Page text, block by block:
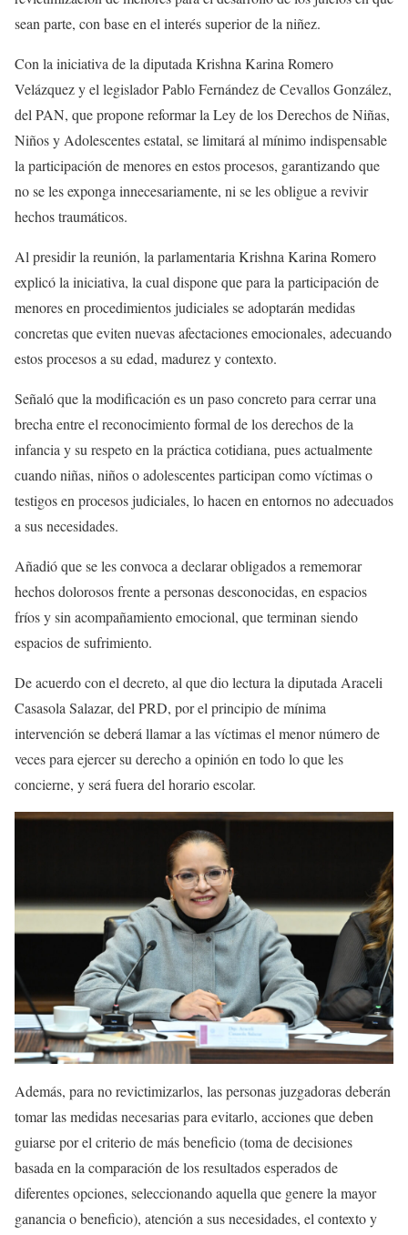
sean parte, con base en el interés superior de la niñez.
Con la iniciativa de la diputada Krishna Karina Romero
Velázquez y el legislador Pablo Fernández de Cevallos González,
del PAN, que propone reformar la Ley de los Derechos de Niñas,
Niños y Adolescentes estatal, se limitará al mínimo indispensable
la participación de menores en estos procesos, garantizando que
no se les exponga innecesariamente, ni se les obligue a revivir
hechos traumáticos.
Al presidir la reunión, la parlamentaria Krishna Karina Romero
explicó la iniciativa, la cual dispone que para la participación de
menores en procedimientos judiciales se adoptarán medidas
concretas que eviten nuevas afectaciones emocionales, adecuando
estos procesos a su edad, madurez y contexto.
Señaló que la modificación es un paso concreto para cerrar una
brecha entre el reconocimiento formal de los derechos de la
infancia y su respeto en la práctica cotidiana, pues actualmente
cuando niñas, niños o adolescentes participan como víctimas o
testigos en procesos judiciales, lo hacen en entornos no adecuados
a sus necesidades.
Añadió que se les convoca a declarar obligados a rememorar
hechos dolorosos frente a personas desconocidas, en espacios
fríos y sin acompañamiento emocional, que terminan siendo
espacios de sufrimiento.
De acuerdo con el decreto, al que dio lectura la diputada Araceli
Casasola Salazar, del PRD, por el principio de mínima
intervención se deberá llamar a las víctimas el menor número de
veces para ejercer su derecho a opinión en todo lo que les
concierne, y será fuera del horario escolar.
Además, para no revictimizarlos, las personas juzgadoras deberán
tomar las medidas necesarias para evitarlo, acciones que deben
guiarse por el criterio de más beneficio (toma de decisiones
basada en la comparación de los resultados esperados de
diferentes opciones, seleccionando aquella que genere la mayor
ganancia o beneficio), atención a sus necesidades, el contexto y